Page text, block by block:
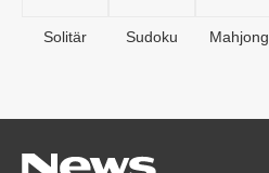
Solitär Sudoku Mahjong